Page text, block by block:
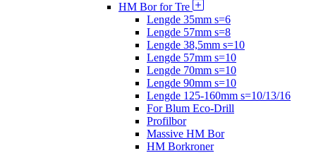
HM Bor for Tre
Lengde 35mm s=6
Lengde 57mm s=8
Lengde 38,5mm s=10
Lengde 57mm s=10
Lengde 70mm s=10
Lengde 90mm s=10
Lengde 125-160mm s=10/13/16
For Blum Eco-Drill
Profilbor
Massive HM Bor
HM Borkroner